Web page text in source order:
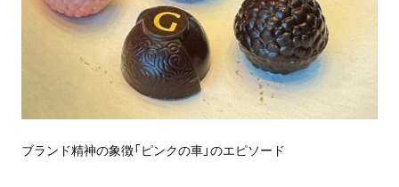
ブランド精神の象徴「ピンクの車」のエピソード